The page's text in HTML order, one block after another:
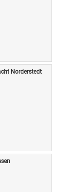
Norderstedt